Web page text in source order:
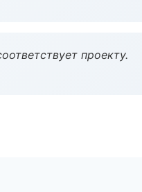
проекту.